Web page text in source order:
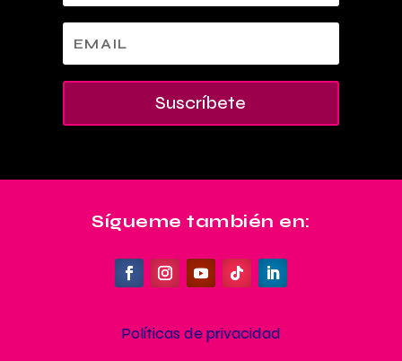
Suscríbete
Sígueme también en:
Políticas de privacidad